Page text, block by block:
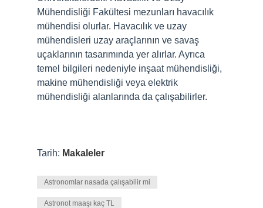
Mühendisliği Fakültesi mezunları havacılık
mühendisi olurlar. Havacılık ve uzay
mühendisleri uzay araçlarının ve savaş
uçaklarının tasarımında yer alırlar. Ayrıca
temel bilgileri nedeniyle inşaat mühendisliği,
makine mühendisliği veya elektrik
mühendisliği alanlarında da çalışabilirler.
Tarih: Makaleler
Astronomlar nasada çalışabilir mi
Astronot maaşı kaç TL